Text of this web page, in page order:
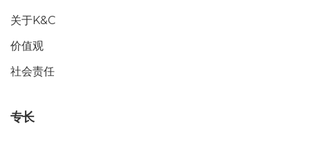
关于K&C
价值观
社会责任
专长